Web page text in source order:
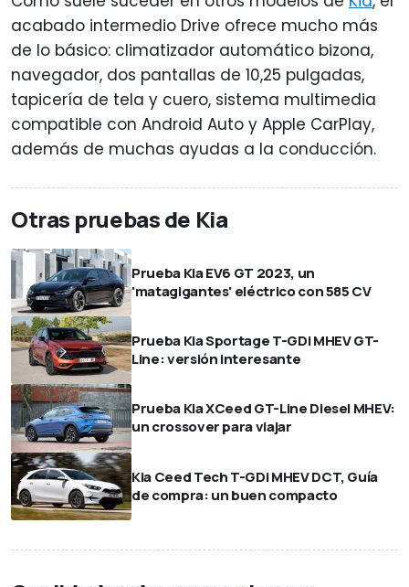
acabado intermedio Drive ofrece mucho más
de lo básico: climatizador automático bizona,
navegador, dos pantallas de 10,25 pulgadas,
tapicería de tela y cuero, sistema multimedia
compatible con Android Auto y Apple CarPlay,
además de muchas ayudas a la conducción.
Otras pruebas de Kia
Prueba Kia EV6 GT 2023, un
'matagigantes' eléctrico con 585 CV
Prueba Kia Sportage T-GDi MHEV GT-
Line: versión interesante
Prueba Kia XCeed GT-Line Diesel MHEV:
un crossover para viajar
Kia Ceed Tech T-GDi MHEV DCT, Guía
de compra: un buen compacto